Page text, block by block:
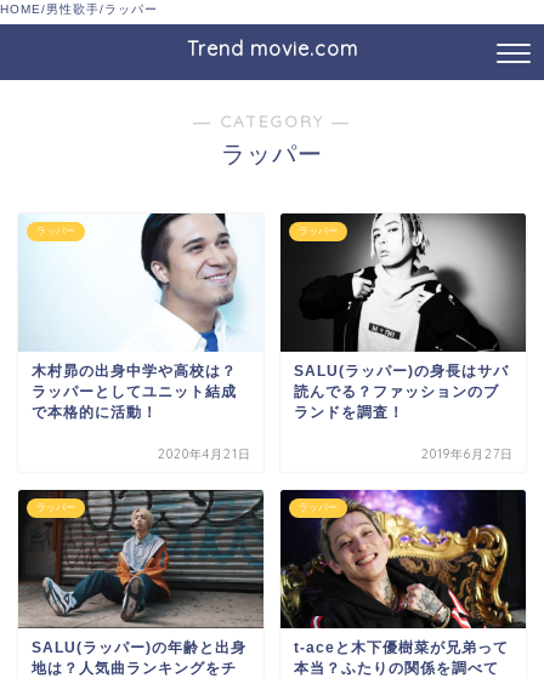
HOME/男性歌手/ラッパー
Trend movie.com
― CATEGORY ―
ラッパー
ラッパー
木村昴の出身中学や高校は？
ラッパーとしてユニット結成
で本格的に活動！
2020年4月21日
ラッパー
SALU(ラッパー)の身長はサバ
読んでる？ファッションのブ
ランドを調査！
2019年6月27日
ラッパー
SALU(ラッパー)の年齢と出身
地は？人気曲ランキングをチ
ラッパー
t-aceと木下優樹菜が兄弟って
本当？ふたりの関係を調べて